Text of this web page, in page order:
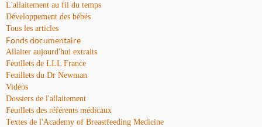
L'allaitement au fil du temps
Développement des bébés
Tous les articles
Fonds documentaire
Allaiter aujourd'hui extraits
Feuillets de LLL France
Feuillets du Dr Newman
Vidéos
Dossiers de l'allaitement
Feuillets des référents médicaux
Textes de l'Academy of Breastfeeding Medicine